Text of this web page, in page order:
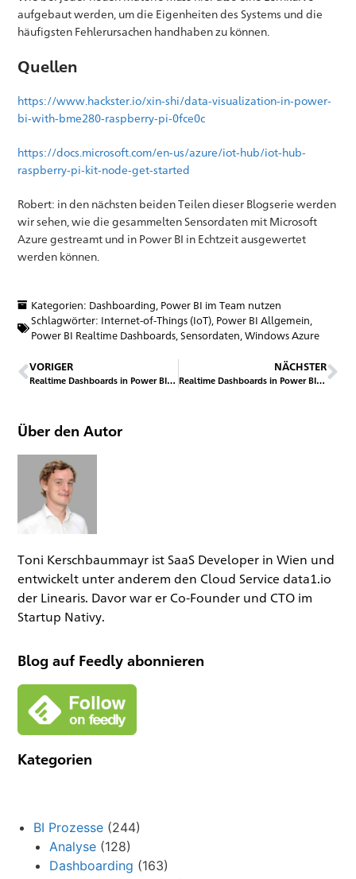
aufgebaut werden, um die Eigenheiten des Systems und die
häufigsten Fehlerursachen handhaben zu können.
Quellen
https://www.hackster.io/xin-shi/data-visualization-in-power-
bi-with-bme280-raspberry-pi-0fce0c
https://docs.microsoft.com/en-us/azure/iot-hub/iot-hub-
raspberry-pi-kit-node-get-started
Robert: in den nächsten beiden Teilen dieser Blogserie werden
wir sehen, wie die gesammelten Sensordaten mit Microsoft
Azure gestreamt und in Power BI in Echtzeit ausgewertet
werden können.
Kategorien: Dashboarding Power BI im Team nutzen
Schlagwörter: Internet-of-Things (IoT) Power BI Allgemein
Power BI Realtime Dashboards ,Sensordaten ,Windows Azure
VORIGER
Realtime Dashboards in Power BI – Einfacher Einstieg mit den PubNub Datenstreams
NÄCHSTER
Realtime Dashboards in Power BI – Teil 2: Streaming mit Azure
Über den Autor
Toni Kerschbaummayr ist SaaS Developer in Wien und
entwickelt unter anderem den Cloud Service data1.io
der Linearis. Davor war er Co-Founder und CTO im
Startup Nativy.
Blog auf Feedly abonnieren
Kategorien
BI Prozesse (244)
Analyse (128)
Dashboarding (163)